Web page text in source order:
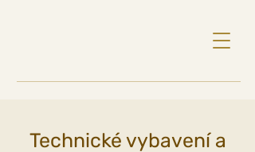
Technické vybavení a